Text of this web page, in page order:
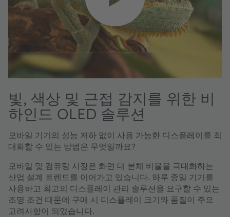
빛, 색상 및 근접 감지를 위한 비
하인드 OLED 솔루션
모바일 기기의 성능 저하 없이 사용 가능한 디스플레이를 최
대화할 수 있는 방법은 무엇일까요?
모바일 및 컴퓨팅 시장은 화면 대 본체 비율을 극대화하는
산업 설계 트렌드를 이어가고 있습니다. 하루 종일 기기를
사용하고 최고의 디스플레이 관리 솔루션을 요구할 수 있는
조명 조건 때문에 구매 시 디스플레이 크기와 품질이 주요
고려사항이 되었습니다.